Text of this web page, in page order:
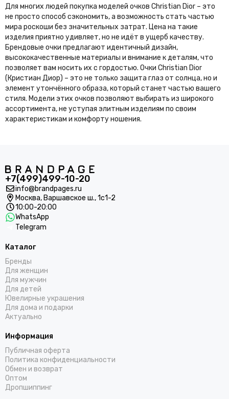
Для многих людей покупка моделей очков Christian Dior – это
не просто способ сэкономить, а возможность стать частью
мира роскоши без значительных затрат. Цена на такие
изделия приятно удивляет, но не идёт в ущерб качеству.
Брендовые очки предлагают идентичный дизайн,
высококачественные материалы и внимание к деталям, что
позволяет вам носить их с гордостью. Очки Christian Dior
(Кристиан Диор) – это не только защита глаз от солнца, но и
элемент утончённого образа, который станет частью вашего
стиля. Модели этих очков позволяют выбирать из широкого
ассортимента, не уступая элитным изделиям по своим
характеристикам и комфорту ношения.
+7(499)499-10-20
info@brandpages.ru
Москва,Варшавское ш., 1с1-2
10:00-20:00
WhatsApp
Telegram
Каталог
Бренды
Для женщин
Для мужчин
Для детей
Ювелирные украшения
Для дома и подарки
Актуально
Информация
Публичная оферта
Политика конфиденциальности
Обмен и возврат
Оптом
Дропшиппинг